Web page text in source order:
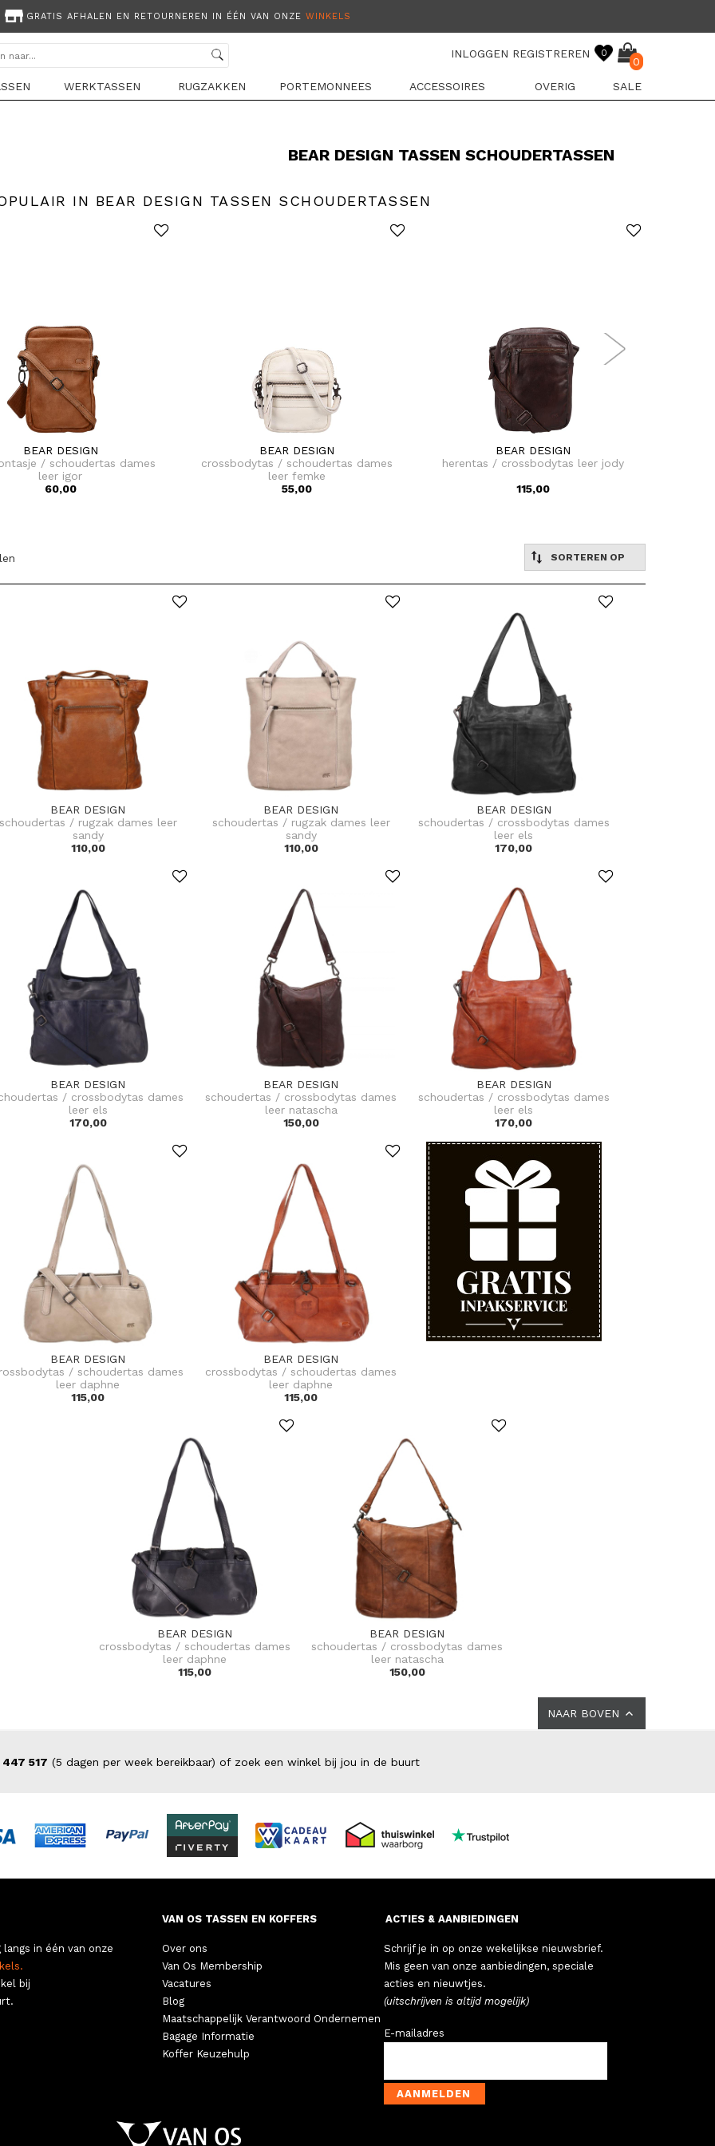
GRATIS AFHALEN EN RETOURNEREN IN ÉÉN VAN ONZE WINKELS
INLOGGEN REGISTREREN 0
0
WERKTASSEN RUGZAKKEN PORTEMONNEES ACCESSOIRES OVERIG SALE
BEAR DESIGN TASSEN SCHOUDERTASSEN
IN BEAR DESIGN TASSEN SCHOUDERTASSEN
BEAR DESIGN
/ schoudertas dames
leer igor
60,00
BEAR DESIGN
crossbodytas / schoudertas dames
leer femke
55,00
BEAR DESIGN
herentas / crossbodytas leer jody
115,00
SORTEREN OP
BEAR DESIGN
schoudertas / rugzak dames leer
sandy
110,00
BEAR DESIGN
schoudertas / rugzak dames leer
sandy
110,00
BEAR DESIGN
schoudertas / crossbodytas dames
leer els
170,00
BEAR DESIGN
/ crossbodytas dames
leer els
170,00
BEAR DESIGN
schoudertas / crossbodytas dames
leer natascha
150,00
BEAR DESIGN
schoudertas / crossbodytas dames
leer els
170,00
BEAR DESIGN
/ schoudertas dames
leer daphne
115,00
BEAR DESIGN
crossbodytas / schoudertas dames
leer daphne
115,00
BEAR DESIGN
crossbodytas / schoudertas dames
leer daphne
115,00
BEAR DESIGN
schoudertas / crossbodytas dames
leer natascha
150,00
NAAR BOVEN
447 517 (5 dagen per week bereikbaar) of zoek een winkel bij jou in de buurt
langs in één van onze
bij
VAN OS TASSEN EN KOFFERS
Over ons
Van Os Membership
Vacatures
Blog
Maatschappelijk Verantwoord Ondernemen
Bagage Informatie
Koffer Keuzehulp
ACTIES & AANBIEDINGEN
Schrijf je in op onze wekelijkse nieuwsbrief.
Mis geen van onze aanbiedingen, speciale
acties en nieuwtjes.
(uitschrijven is altijd mogelijk)
E-mailadres
AANMELDEN